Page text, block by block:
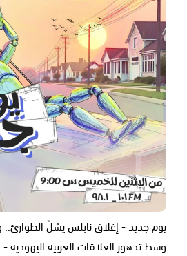
يوم جديد - إغلاق نابلس يشلّ الطوارئ..
وسط تدهور العلاقات العربية اليهودية - 27.7.26